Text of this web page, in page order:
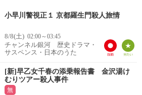
小早川警視正１ 京都羅生門殺人旅情
8/8(土) 02:00～03:45
チャンネル銀河 歴史ドラマ・
サスペンス・日本のうた
[新]早乙女千春の添乗報告書 金沢湯け
むりツアー殺人事件
無